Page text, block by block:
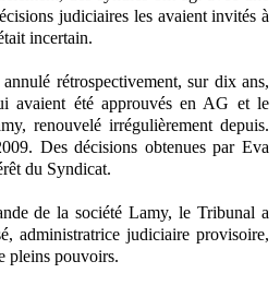
judiciaires les avaient invités à
incertain.
rétrospectivement, sur dix ans,
avaient été approuvés en AG et le
renouvelé irrégulièrement depuis.
Des décisions obtenues par Eva
du Syndicat.
de la société Lamy, le Tribunal a
administratrice judiciaire provisoire,
pleins pouvoirs.